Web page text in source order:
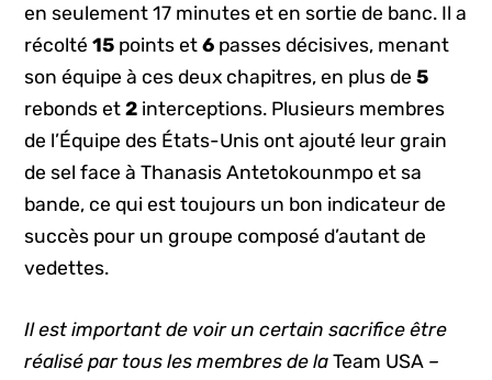
en seulement 17 minutes et en sortie de banc. Il a
récolté15 points et 6 passes décisives, menant
son équipe à ces deux chapitres, en plus de5
rebonds et2 interceptions. Plusieurs membres
de l’Équipe des États-Unis ont ajouté leur grain
de sel face à Thanasis Antetokounmpo et sa
bande, ce qui est toujours un bon indicateur de
succès pour un groupe composé d’autant de
vedettes.
Il est important de voir un certain sacrifice être
réalisé par tous les membres de laTeam USA –